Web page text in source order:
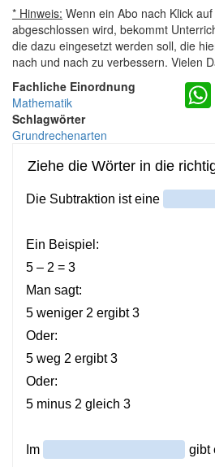
* Hinweis: Wenn ein Abo nach Klick
abgeschlossen wird, bekommt
die dazu eingesetzt werden soll, die
nach und nach zu verbessern. Vielen
Fachliche Einordnung
Mathematik
Schlagwörter
Grundrechenarten